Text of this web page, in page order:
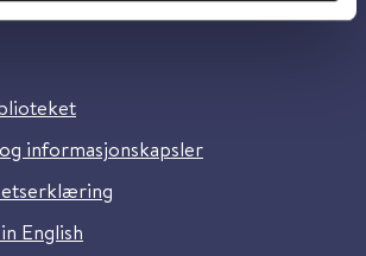
informasjonskapsler
English